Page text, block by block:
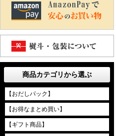
商品カテゴリから選ぶ
【おだしパック】
【お得なまとめ買い】
【ギフト商品】